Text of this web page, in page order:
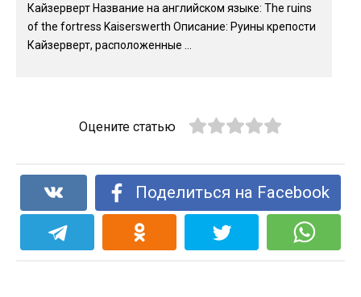
Кайзерверт Название на английском языке: The ruins
of the fortress Kaiserswerth Описание: Руины крепости
Кайзерверт, расположенные ...
Оцените статью
Поделиться на Facebook